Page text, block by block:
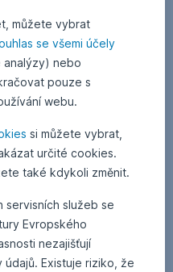
můžete vybrat
se všemi účely
nebo
pouze s
webu.
si můžete vybrat,
určité cookies.
také kdykoli změnit.
servisních služeb se
Evropského
nezajišťují
Existuje riziko, že